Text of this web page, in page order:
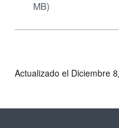
MB)
Actualizado el Diciembre